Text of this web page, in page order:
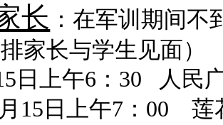
长 ：在军训期间
家长与学生见面）
日 上午6 ： 30
人民
月 15 日上午7 ： 00
莲